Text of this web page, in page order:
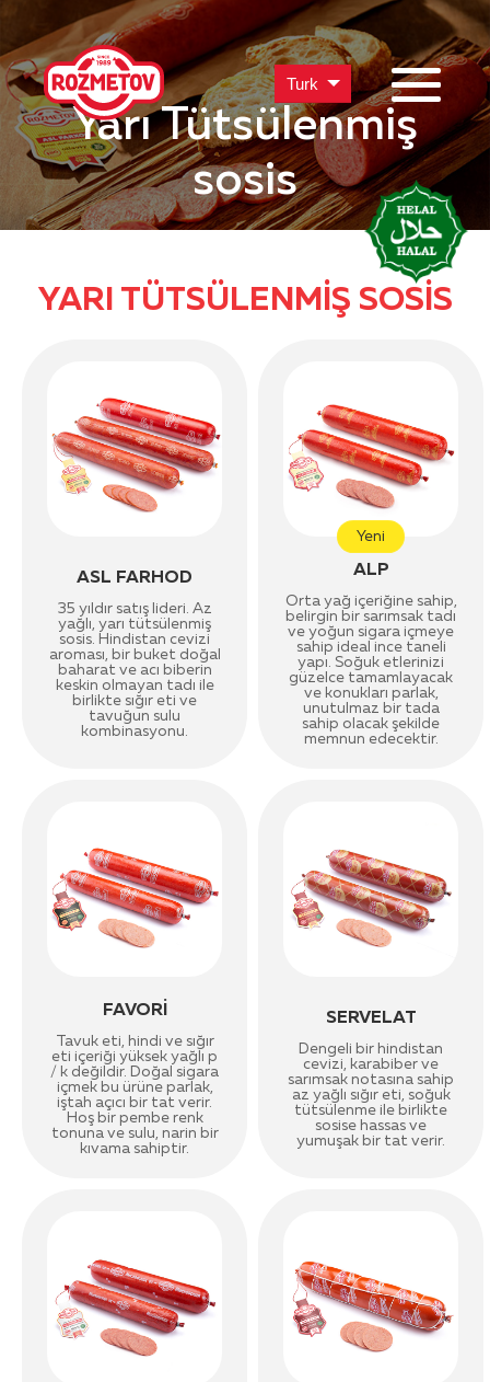
Turk
Yarı Tütsülenmiş
sosis
YARI TÜTSÜLENMIŞ SOSIS
ASL FARHOD
35 yıldır satış lideri. Az
yağlı, yarı tütsülenmiş
sosis. Hindistan cevizi
aroması, bir buket doğal
baharat ve acı biberin
keskin olmayan tadı ile
birlikte sığır eti ve
tavuğun sulu
kombinasyonu.
Yeni
ALP
Orta yağ içeriğine sahip,
belirgin bir sarımsak tadı
ve yoğun sigara içmeye
sahip ideal ince taneli
yapı. Soğuk etlerinizi
güzelce tamamlayacak
ve konukları parlak,
unutulmaz bir tada
sahip olacak şekilde
memnun edecektir.
FAVORI
Tavuk eti, hindi ve sığır
eti içeriği yüksek yağlı p
/ k değildir. Doğal sigara
içmek bu ürüne parlak,
iştah açıcı bir tat verir.
Hoş bir pembe renk
tonuna ve sulu, narin bir
kıvama sahiptir.
SERVELAT
Dengeli bir hindistan
cevizi, karabiber ve
sarımsak notasına sahip
az yağlı sığır eti, soğuk
tütsülenme ile birlikte
sosise hassas ve
yumuşak bir tat verir.